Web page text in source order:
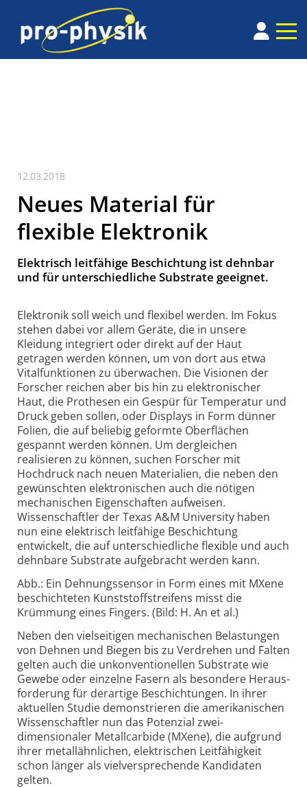
12.03.2018
Neues Material für
flexible Elektronik
Elektrisch leitfähige Beschichtung ist dehnbar
und für unterschiedliche Substrate geeignet.
Elektronik soll weich und flexibel werden. Im Fokus
stehen dabei vor allem Geräte, die in unsere
Kleidung integriert oder direkt auf der Haut
getragen werden können, um von dort aus etwa
Vital­funktionen zu überwachen. Die Visionen der
Forscher reichen aber bis hin zu elektronischer
Haut, die Prothesen ein Gespür für Temperatur und
Druck geben sollen, oder Displays in Form dünner
Folien, die auf beliebig geformte Oberflächen
gespannt werden können. Um dergleichen
realisieren zu können, suchen Forscher mit
Hochdruck nach neuen Materialien, die neben den
gewünschten elektronischen auch die nötigen
mechanischen Eigenschaften aufweisen.
Wissenschaftler der Texas A&M University haben
nun eine elektrisch leit­fähige Beschichtung
entwickelt, die auf unterschiedliche flexible und auch
dehnbare Substrate aufgebracht werden kann.
Abb.: Ein Dehnungssensor in Form eines mit MXene
beschichteten Kunststoffstreifens misst die
Krümmung eines Fingers. (Bild: H. An et al.)
Neben den vielseitigen mechanischen Belastungen
von Dehnen und Biegen bis zu Verdrehen und Falten
gelten auch die unkonventionellen Substrate wie
Gewebe oder einzelne Fasern als besondere Heraus­
forderung für derartige Beschichtungen. In ihrer
aktuellen Studie demonstrieren die amerikanischen
Wissenschaftler nun das Potenzial zwei­
dimensionaler Metall­carbide (MXene), die aufgrund
ihrer metall­ähnlichen, elektrischen Leit­fähigkeit
schon länger als vielversprechende Kandidaten
gelten.